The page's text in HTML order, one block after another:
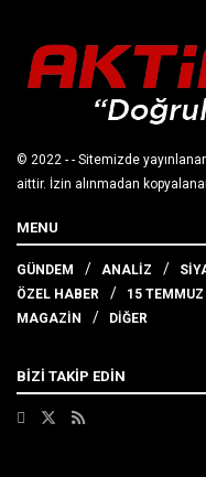
© 2022 - - Sitemizde
aittir. İzin alınmadan
MENU
GÜNDEM ANALİZ
ÖZEL HABER
15 TEMMUZ
MAGAZİN
DİĞER
BİZİ TAKİP EDİN